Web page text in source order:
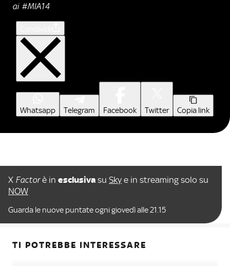
ai #MIA14
Whatsapp Telegram Facebook Twitter Copia link
X Factorè in esclusiva su Sky e in streaming solo su
NOW
Guarda le nuove puntate ogni giovedì alle 21.15
TI POTREBBE INTERESSARE